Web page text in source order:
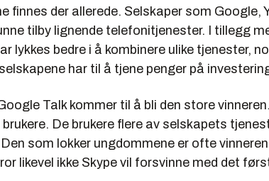
finnes der allerede. Selskaper som Google,
tilby lignende telefonitjenester. I tillegg
lykkes bedre i å kombinere ulike tjenester,
har til å tjene penger på
Talk kommer til å bli den store
De brukere flere av selskapets
som lokker ungdommene er ofte
likevel ikke Skype vil forsvinne med det